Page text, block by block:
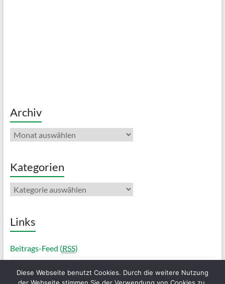
Archiv
Archiv
Kategorien
Kategorien
Links
Beitrags-Feed (RSS)
Diese Webseite benutzt Cookies. Durch die weitere Nutzung